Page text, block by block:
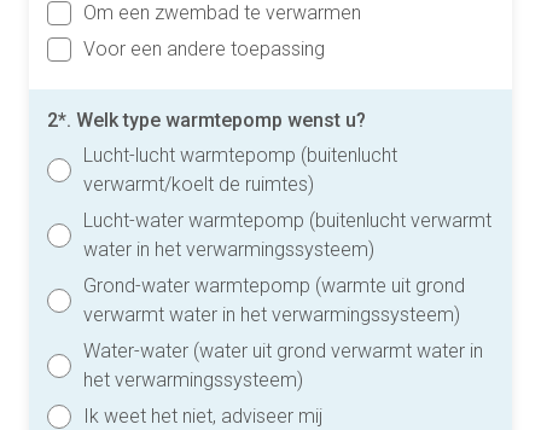
Om een zwembad te verwarmen
Voor een andere toepassing
2*. Welk type warmtepomp wenst u?
Lucht-lucht warmtepomp (buitenlucht
verwarmt/koelt de ruimtes)
Lucht-water warmtepomp (buitenlucht verwarmt
water in het verwarmingssysteem)
Grond-water warmtepomp (warmte uit grond
verwarmt water in het verwarmingssysteem)
Water-water (water uit grond verwarmt water in
het verwarmingssysteem)
Ik weet het niet, adviseer mij